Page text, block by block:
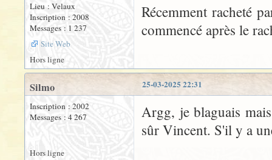
Lieu : Velaux
Inscription : 2008
Messages : 1 237
Site Web
Récemment racheté
commencé après le
Hors ligne
25-03-2025 22:31
Silmo
Inscription : 2002
Messages : 4 267
Argg, je blaguais
sûr Vincent. S'il y a
Hors ligne